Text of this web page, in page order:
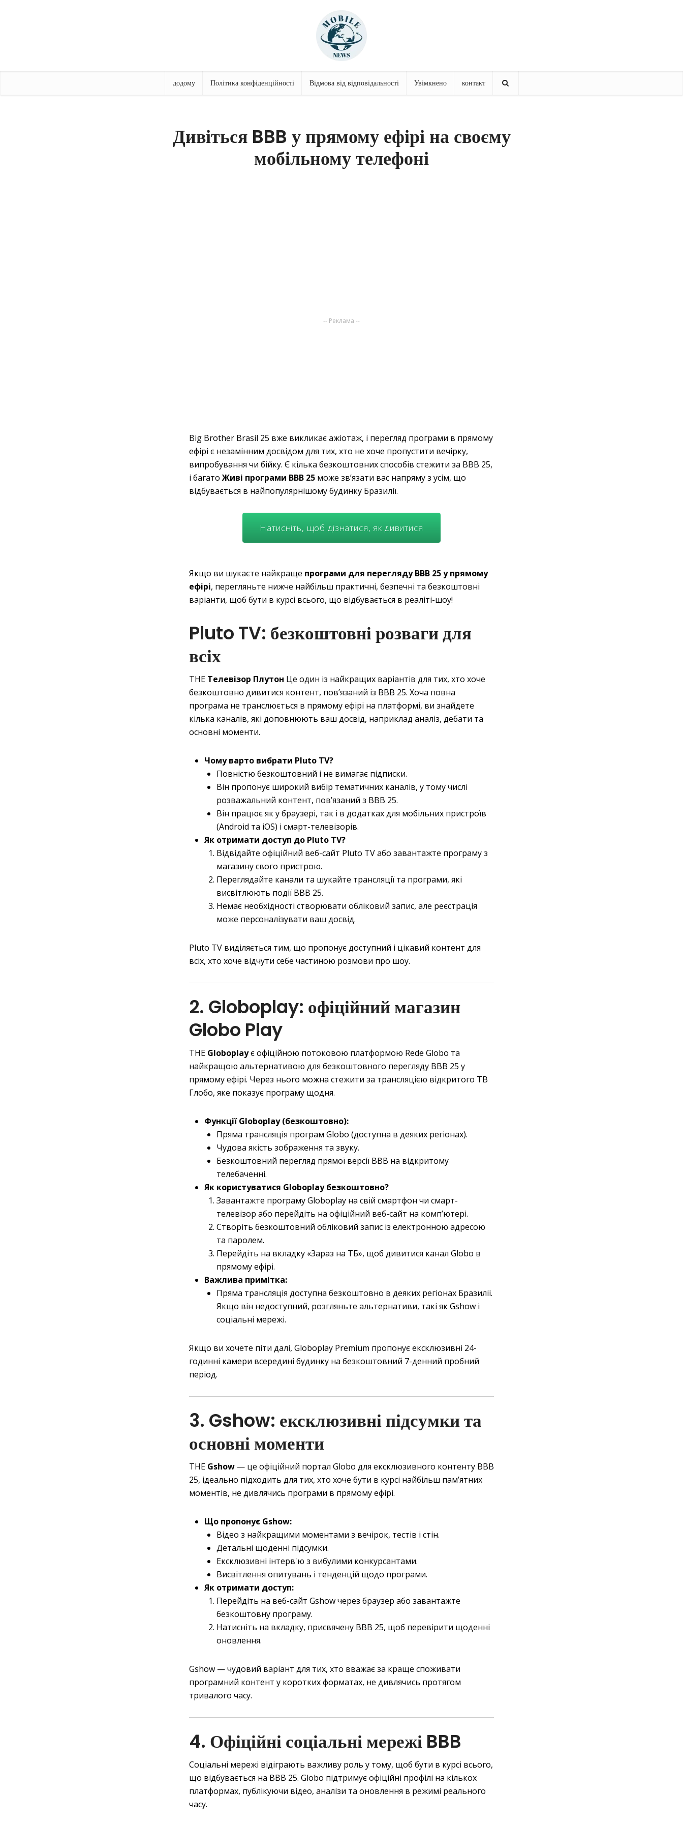
додому Політика конфіденційності Відмова від відповідальності Увімкнено контакт
Дивіться BBB у прямому ефірі на своєму
мобільному телефоні
-- Реклама --
Big Brother Brasil 25 вже викликає ажіотаж, і перегляд програми в прямому
ефірі є незамінним досвідом для тих, хто не хоче пропустити вечірку,
випробування чи бійку. Є кілька безкоштовних способів стежити за BBB 25,
і багатоЖиві програми BBB 25 може зв’язати вас напряму з усім, що
відбувається в найпопулярнішому будинку Бразилії.
Натисніть, щоб дізнатися, як дивитися
Якщо ви шукаєте найкраще програми для перегляду BBB 25 у прямому
ефірі, перегляньте нижче найбільш практичні, безпечні та безкоштовні
варіанти, щоб бути в курсі всього, що відбувається в реаліті-шоу!
Pluto TV: безкоштовні розваги для
всіх
THE Телевізор Плутон Це один із найкращих варіантів для тих, хто хоче
безкоштовно дивитися контент, пов’язаний із BBB 25. Хоча повна
програма не транслюється в прямому ефірі на платформі, ви знайдете
кілька каналів, які доповнюють ваш досвід, наприклад аналіз, дебати та
основні моменти.
Чому варто вибрати Pluto TV?
Повністю безкоштовний і не вимагає підписки.
Він пропонує широкий вибір тематичних каналів, у тому числі
розважальний контент, пов’язаний з BBB 25.
Він працює як у браузері, так і в додатках для мобільних пристроїв
(Android та iOS) і смарт-телевізорів.
Як отримати доступ до Pluto TV?
Відвідайте офіційний веб-сайт Pluto TV або завантажте програму з
магазину свого пристрою.
Переглядайте канали та шукайте трансляції та програми, які
висвітлюють події BBB 25.
Немає необхідності створювати обліковий запис, але реєстрація
може персоналізувати ваш досвід.
Pluto TV виділяється тим, що пропонує доступний і цікавий контент для
всіх, хто хоче відчути себе частиною розмови про шоу.
2. Globoplay: офіційний магазин
Globo Play
THE Globoplayє офіційною потоковою платформою Rede Globo та
найкращою альтернативою для безкоштовного перегляду BBB 25 у
прямому ефірі. Через нього можна стежити за трансляцією відкритого ТВ
Глобо, яке показує програму щодня.
Функції Globoplay (безкоштовно):
Пряма трансляція програм Globo (доступна в деяких регіонах).
Чудова якість зображення та звуку.
Безкоштовний перегляд прямої версії BBB на відкритому
телебаченні.
Як користуватися Globoplay безкоштовно?
Завантажте програму Globoplay на свій смартфон чи смарт-
телевізор або перейдіть на офіційний веб-сайт на комп’ютері.
Створіть безкоштовний обліковий запис із електронною адресою
та паролем.
Перейдіть на вкладку «Зараз на ТБ», щоб дивитися канал Globo в
прямому ефірі.
Важлива примітка:
Пряма трансляція доступна безкоштовно в деяких регіонах Бразилії.
Якщо він недоступний, розгляньте альтернативи, такі як Gshow і
соціальні мережі.
Якщо ви хочете піти далі, Globoplay Premium пропонує ексклюзивні 24-
годинні камери всередині будинку на безкоштовний 7-денний пробний
період.
3. Gshow: ексклюзивні підсумки та
основні моменти
THE Gshow — це офіційний портал Globo для ексклюзивного контенту BBB
25, ідеально підходить для тих, хто хоче бути в курсі найбільш пам’ятних
моментів, не дивлячись програми в прямому ефірі.
Що пропонує Gshow:
Відео з найкращими моментами з вечірок, тестів і стін.
Детальні щоденні підсумки.
Ексклюзивні інтерв'ю з вибулими конкурсантами.
Висвітлення опитувань і тенденцій щодо програми.
Як отримати доступ:
Перейдіть на веб-сайт Gshow через браузер або завантажте
безкоштовну програму.
Натисніть на вкладку, присвячену BBB 25, щоб перевірити щоденні
оновлення.
Gshow — чудовий варіант для тих, хто вважає за краще споживати
програмний контент у коротких форматах, не дивлячись протягом
тривалого часу.
4. Офіційні соціальні мережі BBB
Соціальні мережі відіграють важливу роль у тому, щоб бути в курсі всього,
що відбувається на BBB 25. Globo підтримує офіційні профілі на кількох
платформах, публікуючи відео, аналізи та оновлення в режимі реального
часу.